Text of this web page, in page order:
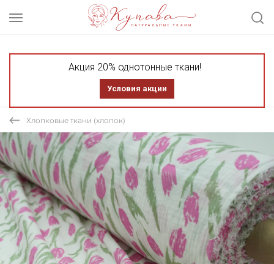
Акция 20% однотонные ткани!
Условия акции
Хлопковые ткани (хлопок)